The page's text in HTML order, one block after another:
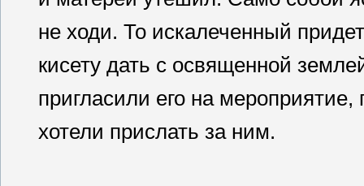
не ходи. То искалеченный
кисету дать с освященной
пригласили его на
хотели прислать за ним.